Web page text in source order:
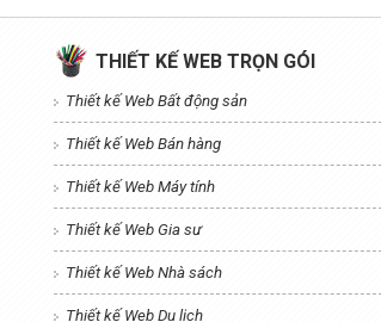
THIẾT KẾ WEB TRỌN GÓI
Thiết kế Web Bất động sản
Thiết kế Web Bán hàng
Thiết kế Web Máy tính
Thiết kế Web Gia sư
Thiết kế Web Nhà sách
Thiết kế Web Du lịch